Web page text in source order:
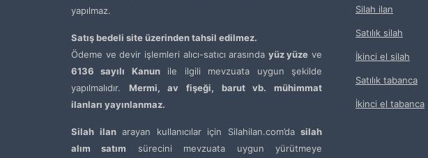
yapılmaz.
Satış bedeli site üzerinden tahsil edilmez.
Ödeme ve devir işlemleri alıcı-satıcı arasında yüz yüze ve
6136 sayılı Kanunile ilgili mevzuata uygun şekilde
yapılmalıdır. Mermi, av fişeği, barut vb. mühimmat
ilanları yayınlanmaz.
Silah ilanarayan kullanıcılar için Silahilan.com’da silah
alım satım sürecini mevzuata uygun yürütmeye
Silah ilan
Satılık silah
İkinci el silah
Satılık tabanca
İkinci el tabanca